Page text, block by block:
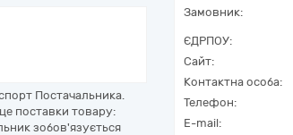
Постачальника.
поставки товару:
зобов'язується
Замовник:
ЄДРПОУ:
Сайт:
Контактна особа:
Телефон:
E-mail: